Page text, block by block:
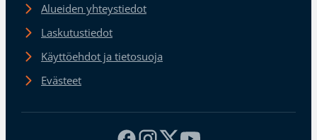
Alueiden yhteystiedot
Laskutustiedot
Käyttöehdot ja tietosuoja
Evästeet